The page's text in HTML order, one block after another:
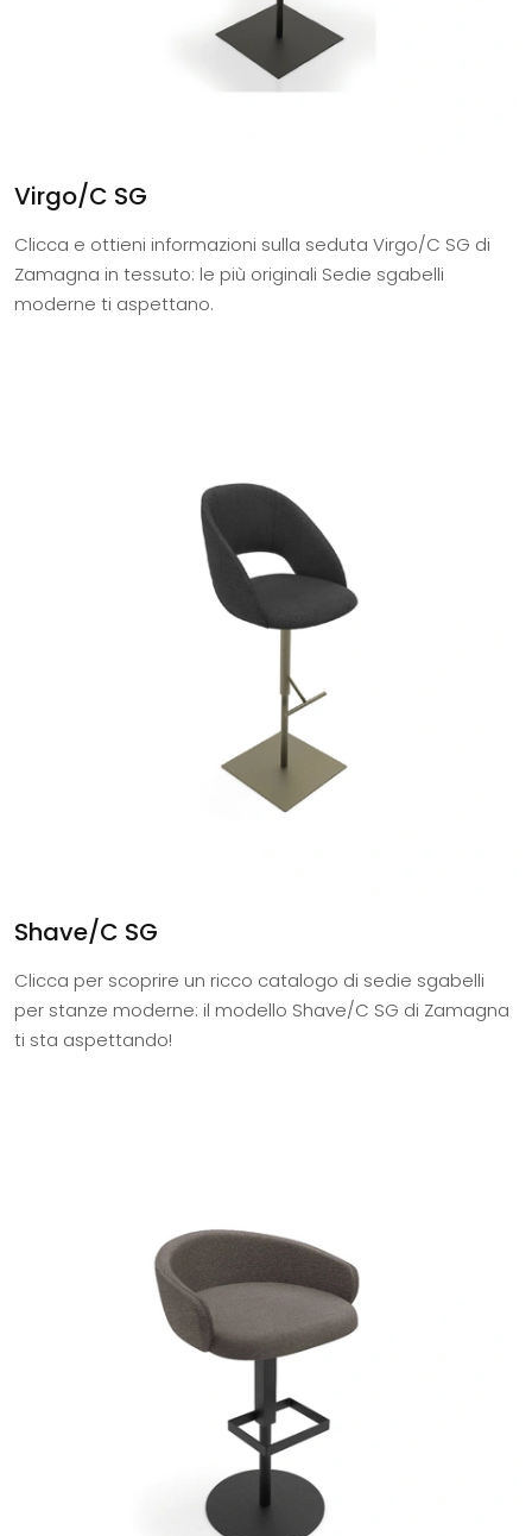
Virgo/C SG
Clicca e ottieni informazioni sulla seduta Virgo/C SG di
Zamagna in tessuto: le più originali Sedie sgabelli
moderne ti aspettano.
Shave/C SG
Clicca per scoprire un ricco catalogo di sedie sgabelli
per stanze moderne: il modello Shave/C SG di Zamagna
ti sta aspettando!